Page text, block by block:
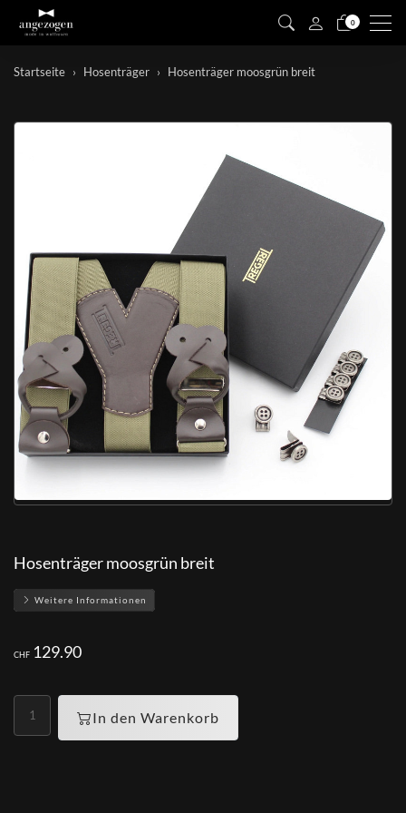
0
Startseite Hosenträger Hosenträger moosgrün breit
Hosenträger moosgrün breit
Weitere Informationen
CHF 129.90
In den Warenkorb